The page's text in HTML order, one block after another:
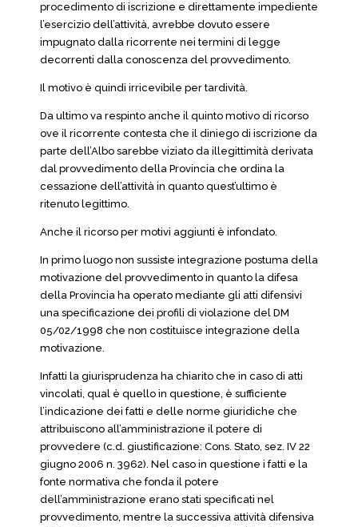
procedimento di iscrizione e direttamente impediente
l’esercizio dell’attività, avrebbe dovuto essere
impugnato dalla ricorrente nei termini di legge
decorrenti dalla conoscenza del provvedimento.
Il motivo è quindi irricevibile per tardività.
Da ultimo va respinto anche il quinto motivo di ricorso
ove il ricorrente contesta che il diniego di iscrizione da
parte dell’Albo sarebbe viziato da illegittimità derivata
dal provvedimento della Provincia che ordina la
cessazione dell’attività in quanto quest’ultimo è
ritenuto legittimo.
Anche il ricorso per motivi aggiunti è infondato.
In primo luogo non sussiste integrazione postuma della
motivazione del provvedimento in quanto la difesa
della Provincia ha operato mediante gli atti difensivi
una specificazione dei profili di violazione del DM
05/02/1998 che non costituisce integrazione della
motivazione.
Infatti la giurisprudenza ha chiarito che in caso di atti
vincolati, qual è quello in questione, è sufficiente
l’indicazione dei fatti e delle norme giuridiche che
attribuiscono all’amministrazione il potere di
provvedere (c.d. giustificazione: Cons. Stato, sez. IV 22
giugno 2006 n. 3962). Nel caso in questione i fatti e la
fonte normativa che fonda il potere
dell’amministrazione erano stati specificati nel
provvedimento, mentre la successiva attività difensiva